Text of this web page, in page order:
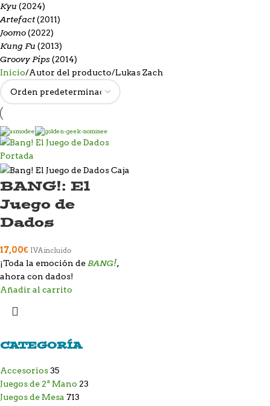
CATEGORÍA
Accesorios35
Juegos de 2ª Mano 23
Juegos de Mesa 713
Kyu (2024)
Artefact(2011)
Joomo(2022)
Kung Fu (2013)
Groovy Pips(2014)
Inicio Autor del producto Lukas Zach
BANG!: El
Juego de
Dados
17,00€ IVA incluido
¡Toda la emoción deBANG!,
ahora con dados!
Añadir al carrito